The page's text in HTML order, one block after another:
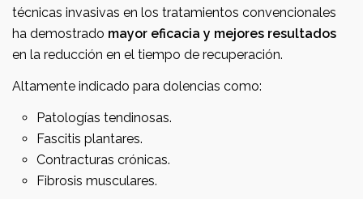
técnicas invasivas en los tratamientos convencionales
ha demostrado mayor eficacia y mejores resultados
en la reducción en el tiempo de recuperación.
Altamente indicado para dolencias como:
Patologías tendinosas.
Fascitis plantares.
Contracturas crónicas.
Fibrosis musculares.